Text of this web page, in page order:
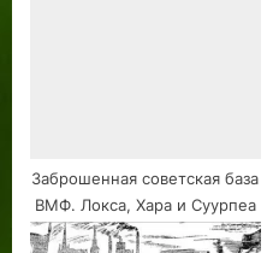
Заброшенная советская база
ВМФ. Локса, Хара и Суурпеа